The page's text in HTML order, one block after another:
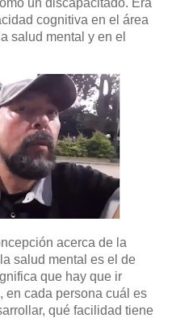
un discapacitado. Era
cognitiva en el área
salud mental y en el
acerca de la
salud mental es el de
que hay que ir
en cada persona cuál es
qué facilidad tiene